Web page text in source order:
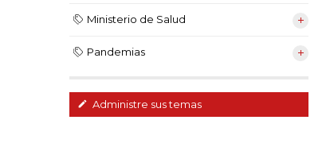
Ministerio de Salud
Pandemias
Administre sus temas